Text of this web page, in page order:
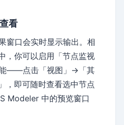
看
窗口会实时显示输出。相
，你可以启用「节点监视
——点击「视图」→「其
，即可随时查看选中节点
Modeler 中的预览窗口